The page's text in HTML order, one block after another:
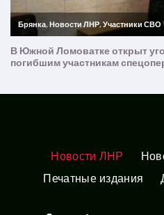
Новости ЛНР
Печатные издания